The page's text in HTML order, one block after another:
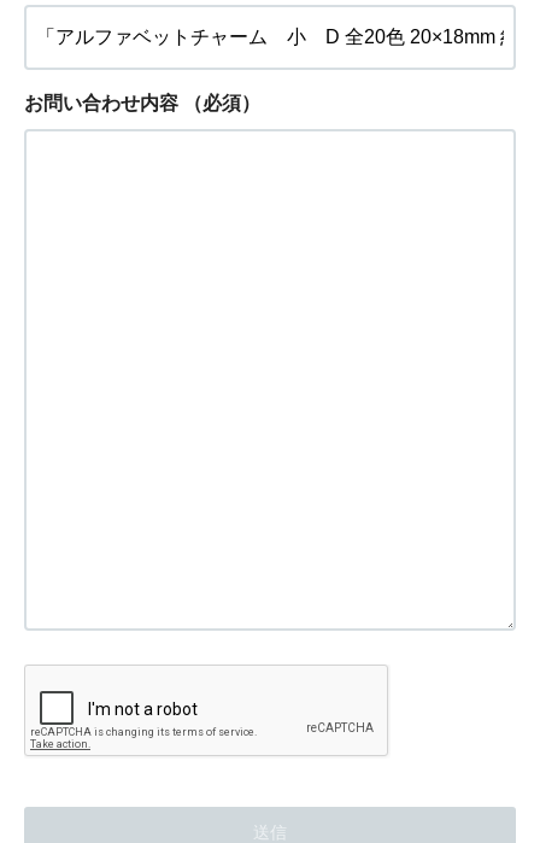
お問い合わせ内容 （必須）